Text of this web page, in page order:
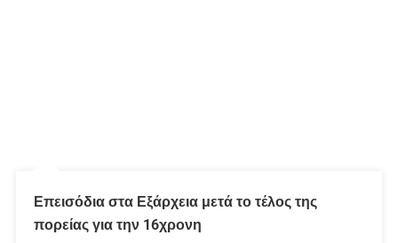
Επεισόδια στα Εξάρχεια μετά το τέλος της
πορείας για την 16χρονη